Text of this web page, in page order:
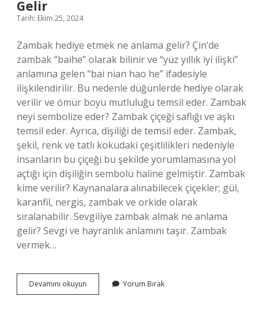
Gelir
Tarih: Ekim 25, 2024
Zambak hediye etmek ne anlama gelir? Çin’de
zambak “baihe” olarak bilinir ve “yüz yıllık iyi ilişki”
anlamına gelen “bai nian hao he” ifadesiyle
ilişkilendirilir. Bu nedenle düğünlerde hediye olarak
verilir ve ömür boyu mutluluğu temsil eder. Zambak
neyi sembolize eder? Zambak çiçeği saflığı ve aşkı
temsil eder. Ayrıca, dişiliği de temsil eder. Zambak,
şekil, renk ve tatlı kokudaki çeşitlilikleri nedeniyle
insanların bu çiçeği bu şekilde yorumlamasına yol
açtığı için dişiliğin sembolü haline gelmiştir. Zambak
kime verilir? Kaynanalara alınabilecek çiçekler; gül,
karanfil, nergis, zambak ve orkide olarak
sıralanabilir. Sevgiliye zambak almak ne anlama
gelir? Sevgi ve hayranlık anlamını taşır. Zambak
vermek…
Devamını okuyun
Zambak
Yorum Bırak